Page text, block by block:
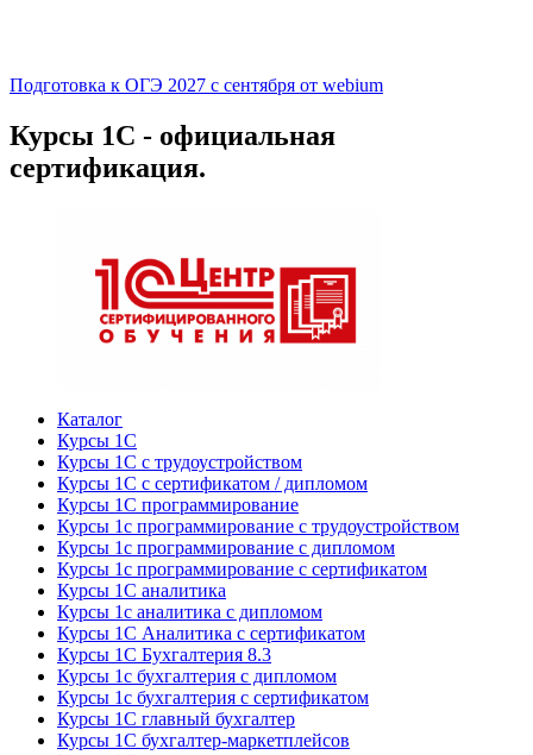
Подготовка к ОГЭ 2027 с сентября от webium
Курсы 1С - официальная
сертификация.
Каталог
Курсы 1С
Курсы 1С с трудоустройством
Курсы 1С с сертификатом / дипломом
Курсы 1С программирование
Курсы 1с программирование с трудоустройством
Курсы 1с программирование с дипломом
Курсы 1с программирование с сертификатом
Курсы 1С аналитика
Курсы 1с аналитика с дипломом
Курсы 1С Аналитика с сертификатом
Курсы 1С Бухгалтерия 8.3
Курсы 1с бухгалтерия с дипломом
Курсы 1с бухгалтерия с сертификатом
Курсы 1С главный бухгалтер
Курсы 1С бухгалтер-маркетплейсов